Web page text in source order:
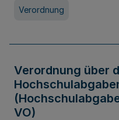
Verordnung
Verordnung über
VO)